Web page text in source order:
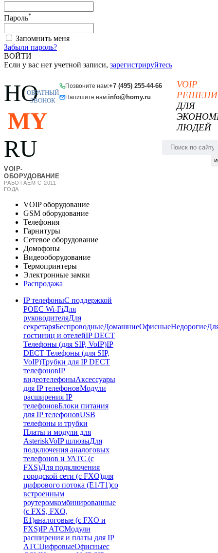
Пароль*
Запомнить меня
Забыли пароль?
ВОЙТИ
Если у вас нет учетной записи, зарегистрируйтесь
HO
MY
RU
VOIP-
ОБОРУДОВАНИЕ
РАБОТАЕМ С 2011
ГОДА
Позвоните нам:+7 (495) 255-44-66
Напишите нам:info@homy.ru
ОБРАТНЫЙ
ЗВОНОК
VOIP
ДЛЯ
ЛЮДЕЙ
VOIP оборудование
GSM оборудование
Телефония
Гарнитуры
Сетевое оборудование
Домофоны
Видеооборудование
Термопринтеры
Электронные замки
Распродажа
IP телефоныС поддержкой
POEC Wi-FiДля
руководителяДля
секретаряБеспроводныеДомашниеОфисныеНедорогие
гостиниц и отелейIP DECT
Телефоны (для SIP, VoIP)IP
DECT Телефоны (для SIP,
VoIP)Трубки для IP DECT
телефоновIP
видеотелефоныАксессуары
для IP телефоновМодули
расширения IP
телефоновБлоки питания
для IP телефоновUSB
телефоны и трубки
Платы и модули для
AsteriskVoIP шлюзыДля
подключения аналоговых
телефонов и УАТС (с
FXS)Для подключения
городской сети (с FXO)для
цифрового потока (E1/T1)со
встроенным
роутеромкомбинированные
(c FXS, FXO,
E1)аналоговые (с FXO и
FXS)IP АТСМодули
расширения и платы для IP
АТСЦифровыеОфисныес